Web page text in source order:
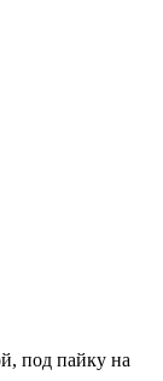
под пайку на